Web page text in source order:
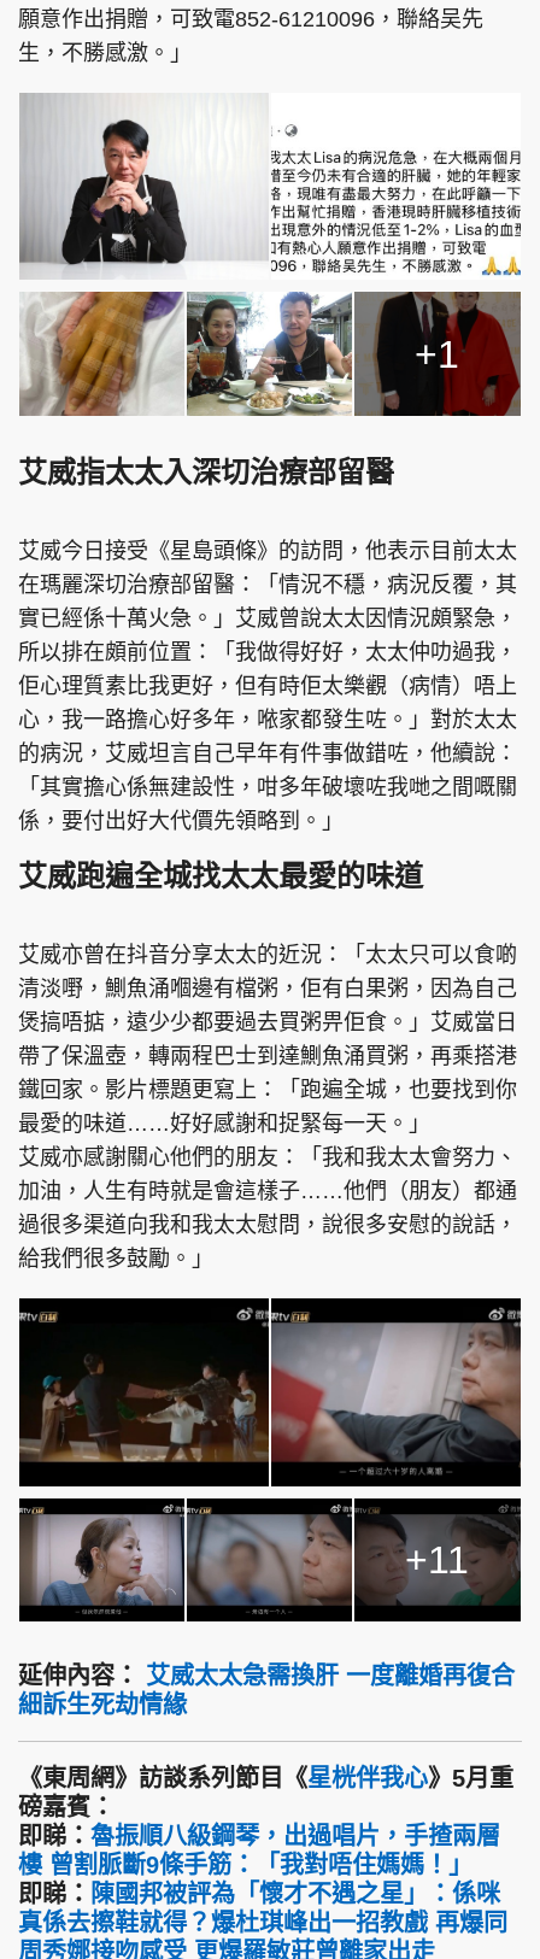
願意作出捐贈，可致電852-61210096，聯絡吴先
生，不勝感激。」
+1
艾威指太太入深切治療部留醫
艾威今日接受《星島頭條》的訪問，他表示目前太太
在瑪麗深切治療部留醫：「情況不穩，病況反覆，其
實已經係十萬火急。」艾威曾說太太因情況頗緊急，
所以排在頗前位置：「我做得好好，太太仲叻過我，
佢心理質素比我更好，但有時佢太樂觀（病情）唔上
心，我一路擔心好多年，𠵱家都發生咗。」對於太太
的病況，艾威坦言自己早年有件事做錯咗，他續說：
「其實擔心係無建設性，咁多年破壞咗我哋之間嘅關
係，要付出好大代價先領略到。」
艾威跑遍全城找太太最愛的味道
艾威亦曾在抖音分享太太的近況：「太太只可以食啲
清淡嘢，鰂魚涌嗰邊有檔粥，佢有白果粥，因為自己
煲搞唔掂，遠少少都要過去買粥畀佢食。」艾威當日
帶了保溫壺，轉兩程巴士到達鰂魚涌買粥，再乘搭港
鐵回家。影片標題更寫上：「跑遍全城，也要找到你
最愛的味道……好好感謝和捉緊每一天。」
艾威亦感謝關心他們的朋友：「我和我太太會努力、
加油，人生有時就是會這樣子……他們（朋友）都通
過很多渠道向我和我太太慰問，說很多安慰的說話，
給我們很多鼓勵。」
+11
延伸內容： 艾威太太急需換肝 一度離婚再復合
細訴生死劫情緣
《東周網》訪談系列節目《星桄伴我心》5月重
磅嘉賓：
即睇： 魯振順八級鋼琴，出過唱片，手揸兩層
樓 曾割脈斷9條手筋：「我對唔住媽媽！」
即睇： 陳國邦被評為「懷才不遇之星」：係咪
真係去擦鞋就得？爆杜琪峰出一招教戲 再爆同
周秀娜接吻感受 更爆羅敏莊曾離家出走